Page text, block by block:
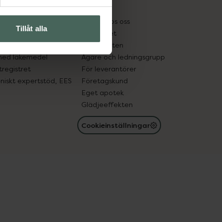
Tillåt alla
in gammal medicin
läkemedel
expertstöd, EES
Pressrum
Jobba hos oss
Hållbarhet
Samarbeten
Ägare och ledningsgrupp
För leverantörer
Företagskund
Eget apotek
Glädjeeffekten
Cookieinställningar